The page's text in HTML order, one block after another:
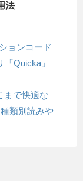
法
ョンコード
Quicka」
まで快適な
類別読みや